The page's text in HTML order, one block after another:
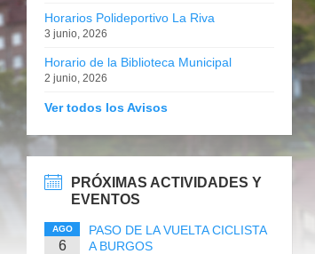
Horarios Polideportivo La Riva
3 junio, 2026
Horario de la Biblioteca Municipal
2 junio, 2026
Ver todos los Avisos
PRÓXIMAS ACTIVIDADES Y
EVENTOS
AGO
6
PASO DE LA VUELTA CICLISTA
A BURGOS